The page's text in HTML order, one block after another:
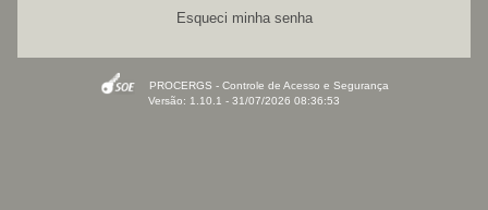
Esqueci minha senha
PROCERGS - Controle de Acesso e Segurança
Versão: 1.10.1 - 31/07/2026 08:36:53